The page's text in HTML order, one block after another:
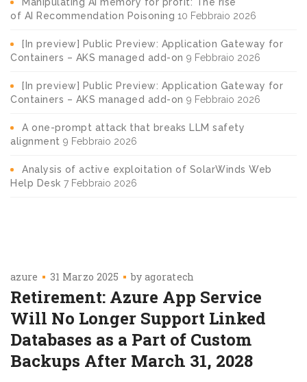
of AI Recommendation Poisoning 10 Febbraio 2026
[In preview] Public Preview: Application Gateway for
Containers – AKS managed add-on 9 Febbraio 2026
[In preview] Public Preview: Application Gateway for
Containers – AKS managed add-on 9 Febbraio 2026
A one-prompt attack that breaks LLM safety
alignment 9 Febbraio 2026
Analysis of active exploitation of SolarWinds Web
Help Desk 7 Febbraio 2026
azure 31 Marzo 2025 by agoratech
Retirement: Azure App Service
Will No Longer Support Linked
Databases as a Part of Custom
Backups After March 31, 2028